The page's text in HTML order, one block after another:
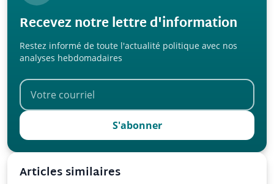
Recevez notre lettre d'information
Restez informé de toute l'actualité politique avec nos
analyses hebdomadaires
S'abonner
Articles similaires